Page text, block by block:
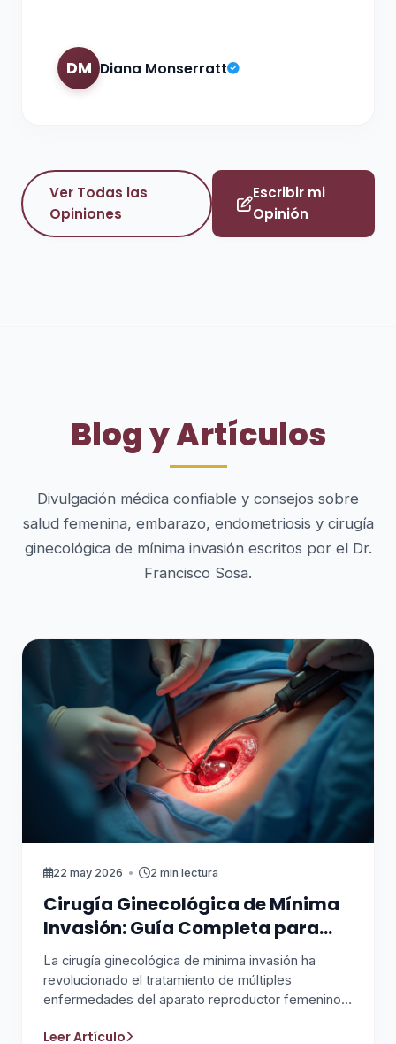
DM Diana Monserratt
Ver Todas las
Opiniones
Escribir mi
Opinión
Blog y Artículos
Divulgación médica confiable y consejos sobre
salud femenina, embarazo, endometriosis y cirugía
ginecológica de mínima invasión escritos por el Dr.
Francisco Sosa.
22 may 2026 • 2 min lectura
Cirugía Ginecológica de Mínima
Invasión: Guía Completa para
Pacientes y Profesionales
La cirugía ginecológica de mínima invasión ha
revolucionado el tratamiento de múltiples
enfermedades del aparato reproductor femenino,
cirugía abierta tradicional. En este artículo, el Dr.
Leer Artículo